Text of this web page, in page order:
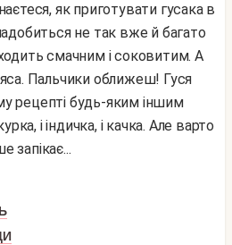
не так вже й багато
смачним і соковитим. А
Пальчики оближеш! Гуся
рецепті будь-яким іншим
і індичка, і качка. Але варто
запікає...